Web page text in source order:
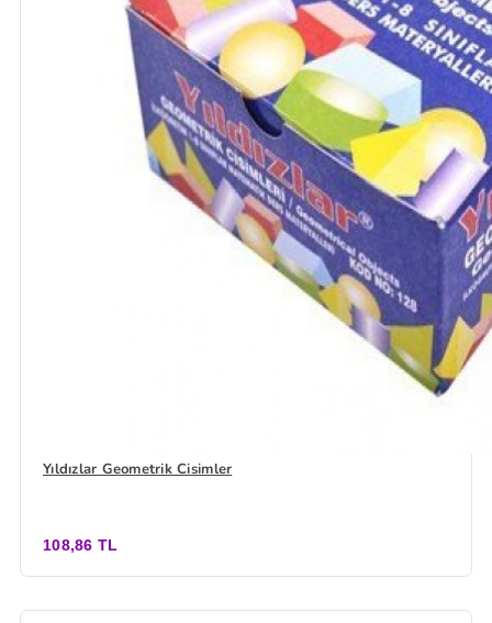
Yıldızlar Geometrik Cisimler
108,86 TL